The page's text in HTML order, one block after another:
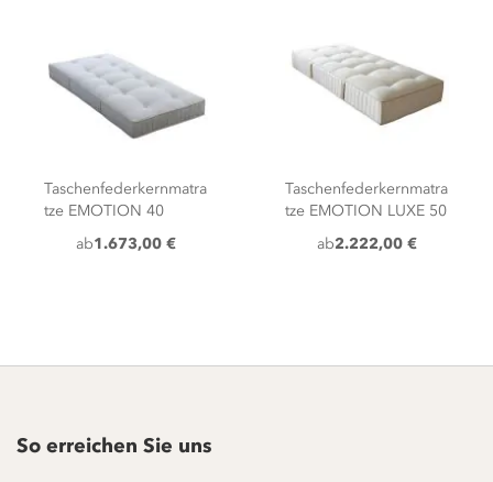
Taschenfederkernmatra
tze EMOTION 40
ab1.673,00 €
Taschenfederkernmatra
tze EMOTION LUXE 50
ab2.222,00 €
So erreichen Sie uns